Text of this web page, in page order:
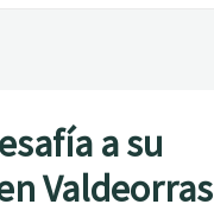
a su
Valdeorras